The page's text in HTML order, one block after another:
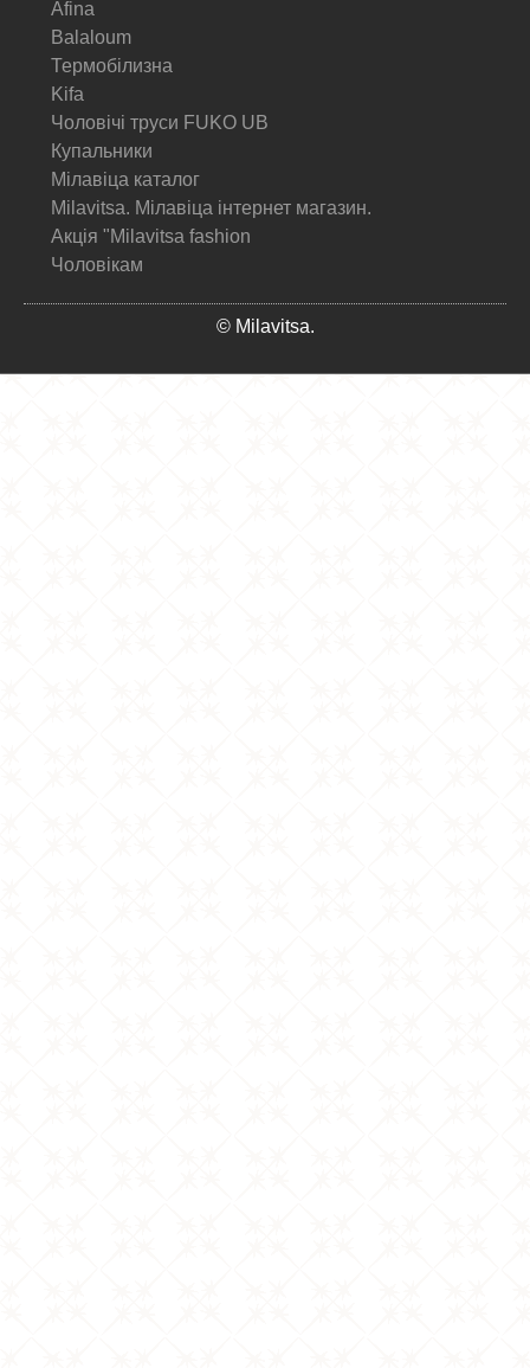
Afina
Balaloum
Термобілизна
Kifa
Чоловічі труси FUKO UB
Купальники
Мілавіца каталог
Milavitsa. Мілавіца інтернет магазин.
Акція "Milavitsa fashion
Чоловікам
© Milavitsa.